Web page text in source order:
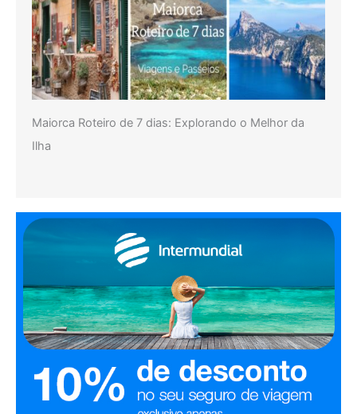
Maiorca Roteiro de 7 dias: Explorando o Melhor da
Ilha